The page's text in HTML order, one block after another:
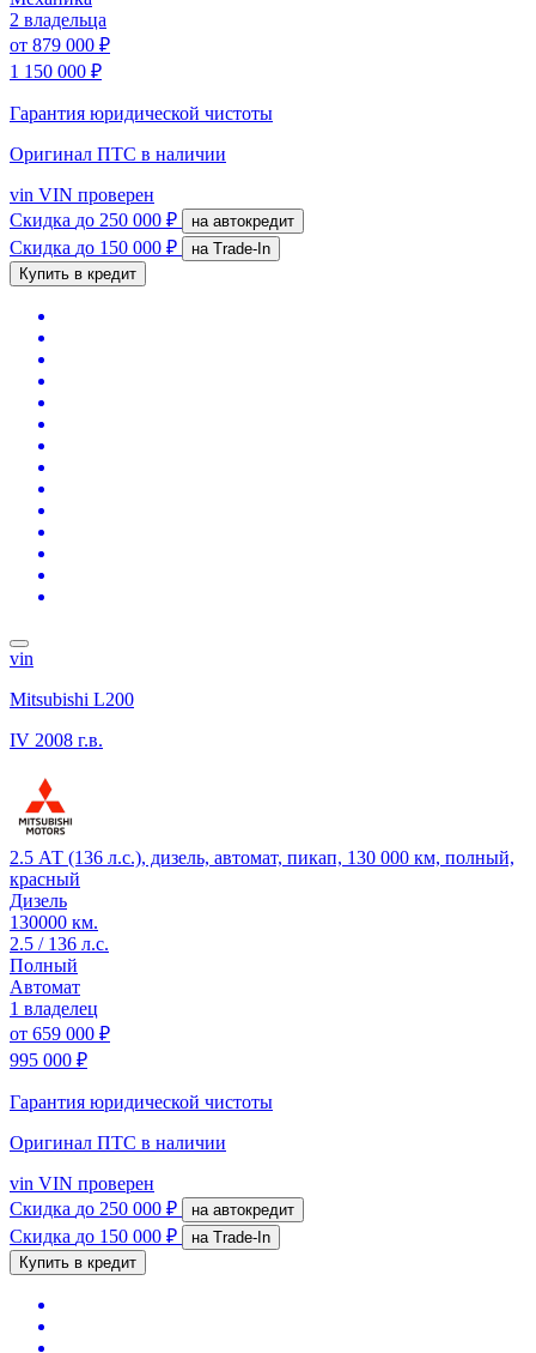
2 владельца
от 879 000 ₽
1 150 000 ₽
Гарантия юридической чистоты
Оригинал ПТС в наличии
vin VIN проверен
Скидка до 250 000 ₽ на автокредит
Скидка до 150 000 ₽
на Trade-In
Купить в кредит
vin
Mitsubishi L200
IV 2008 г.в.
2.5 АТ (136 л.с.), дизель, автомат, пикап, 130 000 км, полный,
красный
Дизель
130000 км.
2.5 / 136 л.с.
Полный
Автомат
1 владелец
от 659 000 ₽
995 000 ₽
Гарантия юридической чистоты
Оригинал ПТС в наличии
vin VIN проверен
Скидка до 250 000 ₽ на автокредит
Скидка до 150 000 ₽
на Trade-In
Купить в кредит